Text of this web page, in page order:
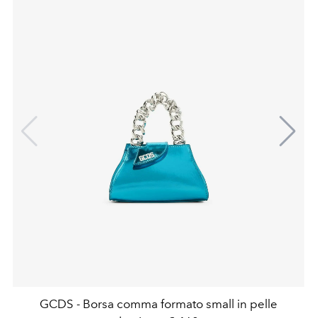
GCDS - Borsa comma formato small in pelle